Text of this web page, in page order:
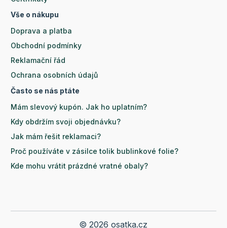
Vše o nákupu
Doprava a platba
Obchodní podmínky
Reklamační řád
Ochrana osobních údajů
Často se nás ptáte
Mám slevový kupón. Jak ho uplatním?
Kdy obdržím svoji objednávku?
Jak mám řešit reklamaci?
Proč používáte v zásilce tolik bublinkové folie?
Kde mohu vrátit prázdné vratné obaly?
© 2026 osatka.cz